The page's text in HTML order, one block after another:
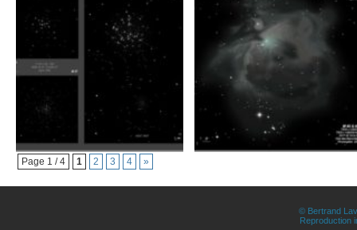
Page 1 / 4 1 2 3 4 »
© Bertrand
Reproduction